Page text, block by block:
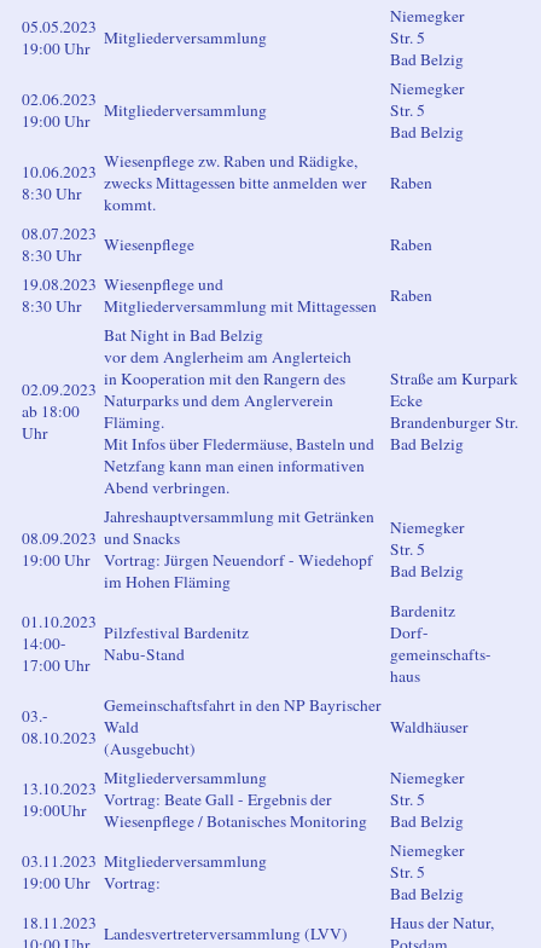
05.05.2023
19:00 Uhr
Mitgliederversammlung
Niemegker
Str. 5
Bad Belzig
02.06.2023
19:00 Uhr
Mitgliederversammlung
Niemegker
Str. 5
Bad Belzig
10.06.2023
8:30 Uhr
Wiesenpflege zw. Raben und Rädigke,
zwecks Mittagessen bitte anmelden wer
kommt.
Raben
08.07.2023
8:30 Uhr
Wiesenpflege
Raben
19.08.2023
8:30 Uhr
Wiesenpflege und
Mitgliederversammlung mit Mittagessen
Raben
02.09.2023
ab 18:00
Uhr
Bat Night in Bad Belzig
vor dem Anglerheim am Anglerteich
in Kooperation mit den Rangern des
Naturparks und dem Anglerverein
Fläming.
Mit Infos über Fledermäuse, Basteln und
Netzfang kann man einen informativen
Abend verbringen.
Straße am Kurpark
Ecke
Brandenburger Str.
Bad Belzig
08.09.2023
19:00 Uhr
Jahreshauptversammlung mit Getränken
und Snacks
Vortrag: Jürgen Neuendorf - Wiedehopf
im Hohen Fläming
Niemegker
Str. 5
Bad Belzig
01.10.2023
14:00-
17:00 Uhr
Pilzfestival Bardenitz
Nabu-Stand
Bardenitz
Dorf-
gemeinschafts-
haus
03.-
08.10.2023
Gemeinschaftsfahrt in den NP Bayrischer
Wald
(Ausgebucht)
Waldhäuser
13.10.2023
19:00Uhr
Mitgliederversammlung
Vortrag: Beate Gall - Ergebnis der
Wiesenpflege / Botanisches Monitoring
Niemegker
Str. 5
Bad Belzig
03.11.2023
19:00 Uhr
Mitgliederversammlung
Vortrag:
Niemegker
Str. 5
Bad Belzig
18.11.2023 Landesvertreterversammlung (LVV)
Haus der Natur,